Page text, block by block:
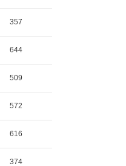
357
644
509
572
616
374